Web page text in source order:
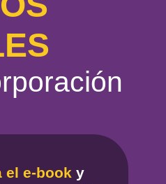
el e-book y